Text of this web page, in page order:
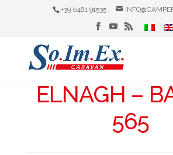
+39 0481 91535
ELNAGH –
565